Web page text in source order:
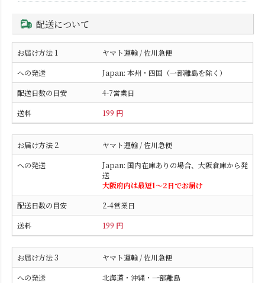
配送について
ヤマト運輸 / 佐川急便
Japan: 本州・四国（一部離島を除く）
4-7営業日
199 円
ヤマト運輸 / 佐川急便
Japan: 国内在庫ありの場合、大阪倉庫から発
送
大阪府内は最短1〜2日でお届け
2-4営業日
199 円
ヤマト運輸 / 佐川急便
北海道・沖縄・一部離島